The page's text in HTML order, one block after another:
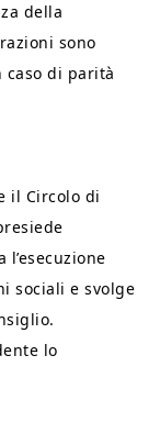
della
sono
caso di parità
il Circolo di
l’esecuzione
sociali e svolge
lo